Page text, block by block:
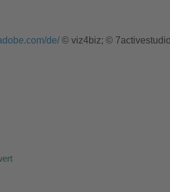
de/© viz4biz; © 7activestudio